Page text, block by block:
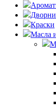
Краски
Масла